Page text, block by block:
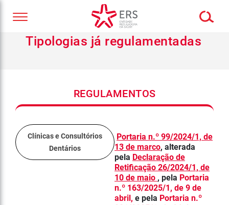
Tipologias já regulamentadas
REGULAMENTOS
Clínicas e Consultórios
Dentários
Portaria n.º 99/2024/1, de
13 de marco, alterada
pela Declaração de
Retificação 26/2024/1, de
10 de maio , pela Portaria
n.º 163/2025/1, de 9 de
abril, e pela Portaria n.º